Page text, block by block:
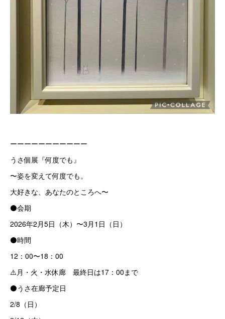
ーーーーーーーーーーー
うさ個展『何度でも』
〜姿を変えて何度でも。
大好きな、あなたのところへ〜
⚫会期
2026年2月5日（木）〜3月1日（日）
⚫時間
12：00〜18：00
⚠️月・火・水休廊 最終日は17：00まで
⚫うさ在廊予定日
2/8（日）